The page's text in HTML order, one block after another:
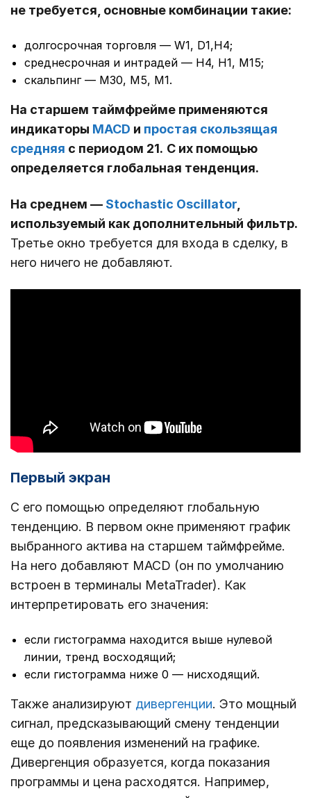
не требуется, основные комбинации такие:
долгосрочная торговля ― W1, D1,Н4;
среднесрочная и интрадей ― Н4, Н1, М15;
скальпинг ― M30, М5, М1.
На старшем таймфрейме применяются
индикаторы MACD и простая скользящая
средняя с периодом 21. С их помощью
определяется глобальная тенденция.
На среднем ― Stochastic Oscillator
используемый как дополнительный фильтр.
Третье окно требуется для входа в сделку, в
него ничего не добавляют.
Первый экран
С его помощью определяют глобальную
тенденцию. В первом окне применяют график
выбранного актива на старшем таймфрейме.
На него добавляют MACD (он по умолчанию
встроен в терминалы MetaTrader). Как
интерпретировать его значения:
если гистограмма находится выше нулевой
линии, тренд восходящий;
если гистограмма ниже 0 ― нисходящий.
Также анализируют дивергенции. Это мощный
сигнал, предсказывающий смену тенденции
еще до появления изменений на графике.
Дивергенция образуется, когда показания
программы и цена расходятся. Например,